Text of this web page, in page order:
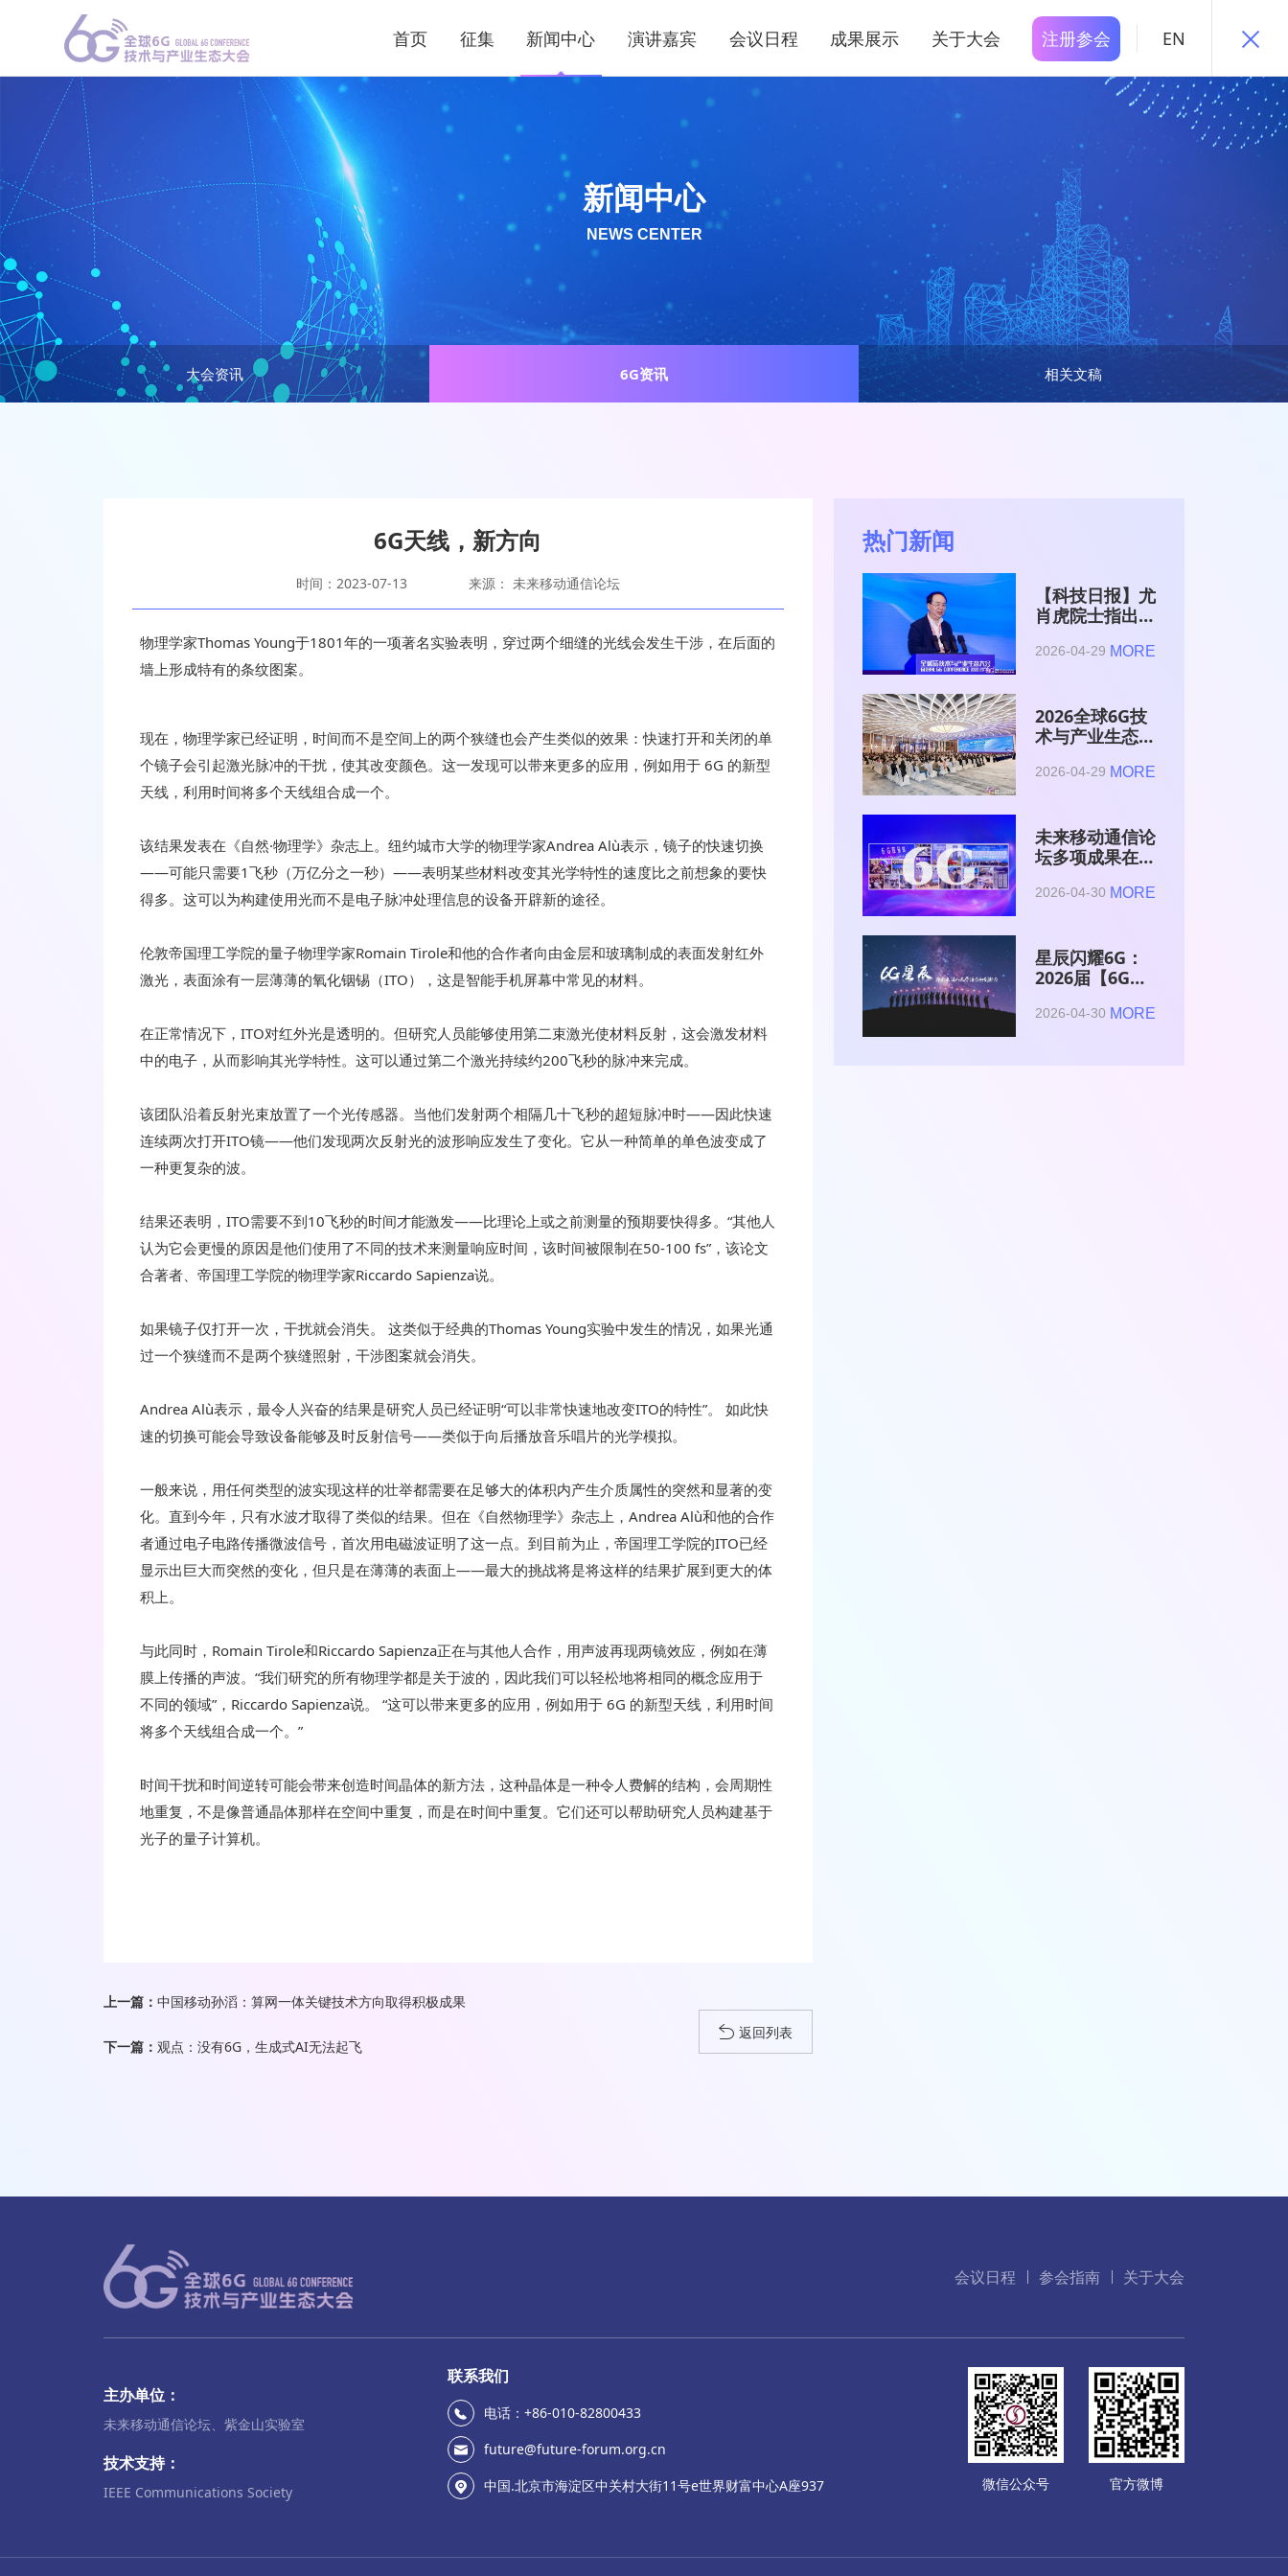
首页 征集 新闻中心 演讲嘉宾 会议日程 成果展示 关于大会 注册参会 EN
大会资讯 6G资讯 相关文稿
新闻中心
NEWS CENTER
6G天线，新方向
时间：2023-07-13 来源： 未来移动通信论坛
物理学家Thomas Young于1801年的一项著名实验表明，穿过两个细缝的光线会发生干涉，在后面的
墙上形成特有的条纹图案。
现在，物理学家已经证明，时间而不是空间上的两个狭缝也会产生类似的效果：快速打开和关闭的单
个镜子会引起激光脉冲的干扰，使其改变颜色。这一发现可以带来更多的应用，例如用于 6G 的新型
天线，利用时间将多个天线组合成一个。
该结果发表在《自然·物理学》杂志上。纽约城市大学的物理学家Andrea Alù表示，镜子的快速切换
——可能只需要1飞秒（万亿分之一秒）——表明某些材料改变其光学特性的速度比之前想象的要快
得多。这可以为构建使用光而不是电子脉冲处理信息的设备开辟新的途径。
伦敦帝国理工学院的量子物理学家Romain Tirole和他的合作者向由金层和玻璃制成的表面发射红外
激光，表面涂有一层薄薄的氧化铟锡（ITO），这是智能手机屏幕中常见的材料。
在正常情况下，ITO对红外光是透明的。但研究人员能够使用第二束激光使材料反射，这会激发材料
中的电子，从而影响其光学特性。这可以通过第二个激光持续约200飞秒的脉冲来完成。
该团队沿着反射光束放置了一个光传感器。当他们发射两个相隔几十飞秒的超短脉冲时——因此快速
连续两次打开ITO镜——他们发现两次反射光的波形响应发生了变化。它从一种简单的单色波变成了
一种更复杂的波。
结果还表明，ITO需要不到10飞秒的时间才能激发——比理论上或之前测量的预期要快得多。“其他人
认为它会更慢的原因是他们使用了不同的技术来测量响应时间，该时间被限制在50-100 fs”，该论文
合著者、帝国理工学院的物理学家Riccardo Sapienza说。
如果镜子仅打开一次，干扰就会消失。 这类似于经典的Thomas Young实验中发生的情况，如果光通
过一个狭缝而不是两个狭缝照射，干涉图案就会消失。
Andrea Alù表示，最令人兴奋的结果是研究人员已经证明“可以非常快速地改变ITO的特性”。 如此快
速的切换可能会导致设备能够及时反射信号——类似于向后播放音乐唱片的光学模拟。
一般来说，用任何类型的波实现这样的壮举都需要在足够大的体积内产生介质属性的突然和显著的变
化。直到今年，只有水波才取得了类似的结果。但在《自然物理学》杂志上，Andrea Alù和他的合作
者通过电子电路传播微波信号，首次用电磁波证明了这一点。到目前为止，帝国理工学院的ITO已经
显示出巨大而突然的变化，但只是在薄薄的表面上——最大的挑战将是将这样的结果扩展到更大的体
积上。
与此同时，Romain Tirole和Riccardo Sapienza正在与其他人合作，用声波再现两镜效应，例如在薄
膜上传播的声波。“我们研究的所有物理学都是关于波的，因此我们可以轻松地将相同的概念应用于
不同的领域”，Riccardo Sapienza说。 “这可以带来更多的应用，例如用于 6G 的新型天线，利用时间
将多个天线组合成一个。”
时间干扰和时间逆转可能会带来创造时间晶体的新方法，这种晶体是一种令人费解的结构，会周期性
地重复，不是像普通晶体那样在空间中重复，而是在时间中重复。它们还可以帮助研究人员构建基于
光子的量子计算机。
上一篇： 中国移动孙滔：算网一体关键技术方向取得积极成果
下一篇： 观点：没有6G，生成式AI无法起飞
返回列表
热门新闻
【科技日报】尤
肖虎院士指出
是赋能AI的发
2026-04-29 MORE
2026全球6G技
术与产业生态大
2026-04-29 MORE
未来移动通信论
坛多项成果在
术与产业生态大
2026-04-30 MORE
星辰闪耀6G：
2026届【6G星
与博士获颁证书
2026-04-30 MORE
会议日程 参会指南 关于大会
主办单位：
未来移动通信论坛、紫金山实验室
技术支持：
IEEE Communications Society
联系我们
电话：+86-010-82800433
future@future-forum.org.cn
中国.北京市海淀区中关村大街11号e世界财富中心A座937
微信公众号 官方微博